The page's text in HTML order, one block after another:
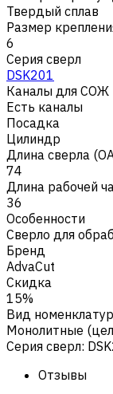
Твердый сплав
Размер
6
Серия сверл
DSK201
Каналы для СОЖ
Есть каналы
Посадка
Цилиндр
Длина сверла
74
Длина рабочей
36
Особенности
Сверло для
Бренд
AdvaCut
Скидка
15%
Вид
Монолитные
Серия сверл:
Отзывы